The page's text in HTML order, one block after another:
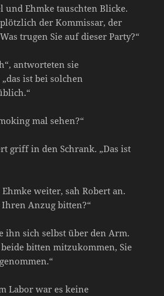
und Ehmke tauschten Blicke.
der Kommissar, der
trugen Sie auf dieser Party?“
antworteten sie
ist bei solchen
mal sehen?“
griff in den Schrank. „Das ist
weiter, sah Robert an.
Anzug bitten?“
ihn sich selbst über den Arm.
bitten mitzukommen, Sie
Labor war es keine